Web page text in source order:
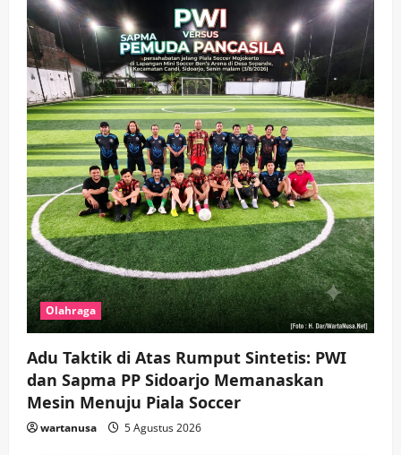
4
Keagamaan Pemerintahan
Pemkab Sidoarjo & Muhammadiyah
Sinergi Permudah Perizinan, Wakaf,
hingga Hibah
wartanusa 4 Agustus 2026
5
Keagamaan Pemerintahan
Hadir di Pengajian Qurrota A’yun,
Wabup Sidoarjo Minta Doa Jamaah
Agar Tetap Amanah Memimpin
wartanusa 4 Agustus 2026
Olahraga
Adu Taktik di Atas Rumput Sintetis: PWI
dan Sapma PP Sidoarjo Memanaskan
Mesin Menuju Piala Soccer
wartanusa 5 Agustus 2026